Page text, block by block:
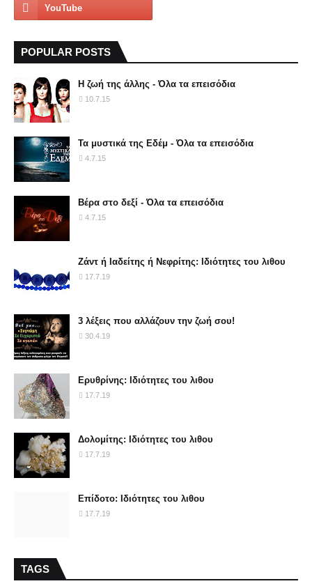
POPULAR POSTS
Η ζωή της άλλης - Όλα τα επεισόδια
10.7.15
Τα μυστικά της Εδέμ - Όλα τα επεισόδια
4.7.15
Βέρα στο δεξί - Όλα τα επεισόδια
4.7.15
Ζάντ ή Ιαδείτης ή Νεφρίτης: Ιδιότητες του λιθου
17.7.19
3 λέξεις που αλλάζουν την ζωή σου!
30.4.19
Ερυθρίνης: Ιδιότητες του λιθου
17.7.19
Δολομίτης: Ιδιότητες του λιθου
17.7.19
Επίδοτο: Ιδιότητες του λιθου
17.7.19
TAGS